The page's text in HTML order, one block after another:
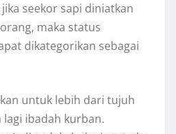
seekor sapi diniatkan
maka status
dikategorikan sebagai
untuk lebih dari tujuh
ibadah kurban.